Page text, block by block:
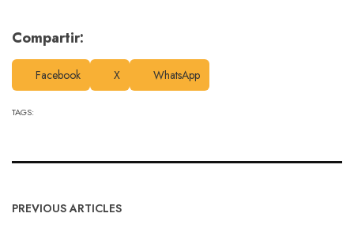
Compartir:
Facebook X WhatsApp
TAGS:
PREVIOUS ARTICLES